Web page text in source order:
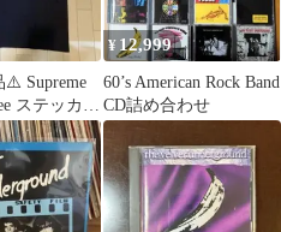
Supreme
ステッカー
¥ 12,999
60’s American Rock Band
CD詰め合わせ